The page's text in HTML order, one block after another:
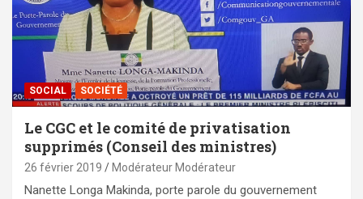
SOCIAL SOCIÉTÉ
Le CGC et le comité de privatisation
supprimés (Conseil des ministres)
26 février 2019 Modérateur Modérateur
Nanette Longa Makinda, porte parole du gouvernement